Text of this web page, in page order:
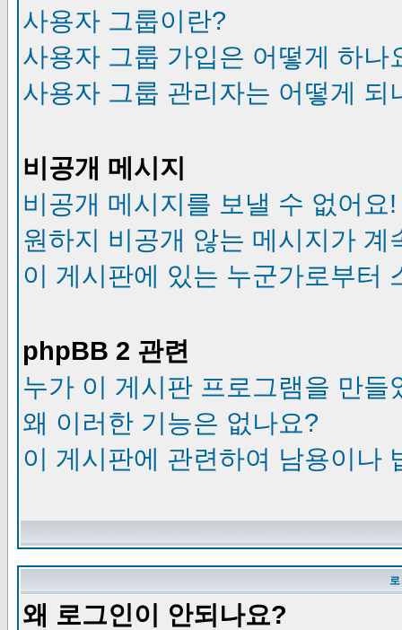
사용자 그룹이란?
사용자 그룹 가입은 어떻게 하나
사용자 그룹 관리자는 어떻게 되
비공개 메시지
비공개 메시지를 보낼 수 없어요!
원하지 비공개 않는 메시지가 계
이 게시판에 있는 누군가로부터
phpBB 2 관련
누가 이 게시판 프로그램을 만들
왜 이러한 기능은 없나요?
이 게시판에 관련하여 남용이나
왜 로그인이 안되나요?